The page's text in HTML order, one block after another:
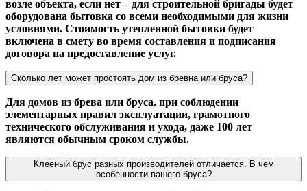
возле объекта, если нет – для строительной бригады будет
оборудована бытовка со всеми необходимыми для жизни
условиями. Стоимость утепленной бытовки будет
включена в смету во время составления и подписания
договора на предоставление услуг.
Сколько лет может простоять дом из бревна или бруса?
Для домов из брева или бруса, при соблюдении
элементарных правил эксплуатации, грамотного
технического обслуживания и ухода, даже 100 лет
являются обычным сроком службы.
Клееный брус разных производителей отличается. В чем
особенности вашего бруса?